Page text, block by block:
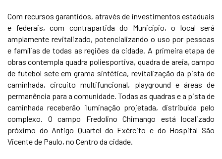
Com recursos garantidos, através de investimentos estaduais
e federais, com contrapartida do Município, o local será
amplamente revitalizado, potencializando o uso por pessoas
e famílias de todas as regiões da cidade. A primeira etapa de
obras contempla quadra poliesportiva, quadra de areia, campo
de futebol sete em grama sintética, revitalização da pista de
caminhada, circuito multifuncional, playground e áreas de
permanência para a comunidade. Todas as quadras e a pista de
caminhada receberão iluminação projetada, distribuída pelo
complexo. O campo Fredolino Chimango está localizado
próximo do Antigo Quartel do Exército e do Hospital São
Vicente de Paulo, no Centro da cidade.